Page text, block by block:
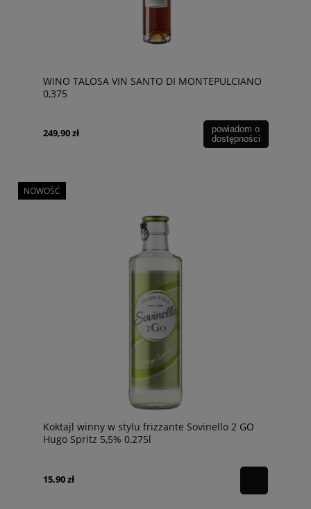
WINO TALOSA VIN SANTO DI MONTEPULCIANO
0,375
249,90 zł
powiadom o
dostępności
Koktajl winny w stylu frizzante Sovinello 2 GO
Hugo Spritz 5,5% 0,275l
15,90 zł
NOWOŚĆ